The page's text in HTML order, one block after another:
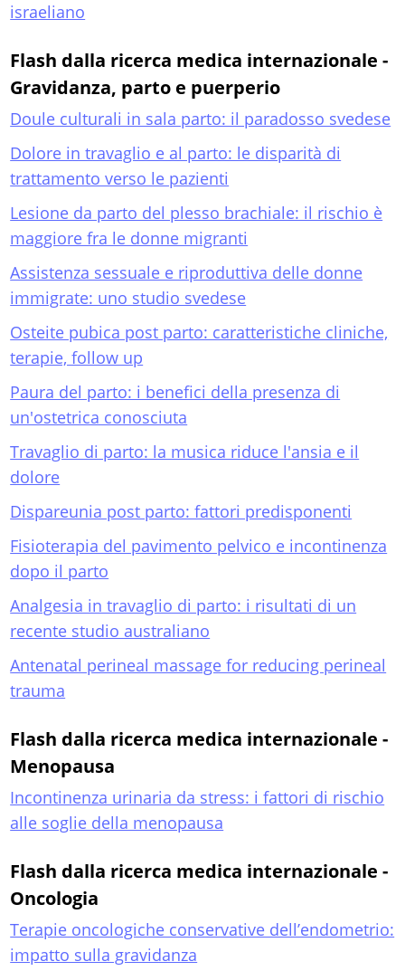
israeliano
Flash dalla ricerca medica internazionale -
Gravidanza, parto e puerperio
Doule culturali in sala parto: il paradosso svedese
Dolore in travaglio e al parto: le disparità di
trattamento verso le pazienti
Lesione da parto del plesso brachiale: il rischio è
maggiore fra le donne migranti
Assistenza sessuale e riproduttiva delle donne
immigrate: uno studio svedese
Osteite pubica post parto: caratteristiche cliniche,
terapie, follow up
Paura del parto: i benefici della presenza di
un'ostetrica conosciuta
Travaglio di parto: la musica riduce l'ansia e il
dolore
Dispareunia post parto: fattori predisponenti
Fisioterapia del pavimento pelvico e incontinenza
dopo il parto
Analgesia in travaglio di parto: i risultati di un
recente studio australiano
Antenatal perineal massage for reducing perineal
trauma
Flash dalla ricerca medica internazionale -
Menopausa
Incontinenza urinaria da stress: i fattori di rischio
alle soglie della menopausa
Flash dalla ricerca medica internazionale -
Oncologia
Terapie oncologiche conservative dell’endometrio:
impatto sulla gravidanza